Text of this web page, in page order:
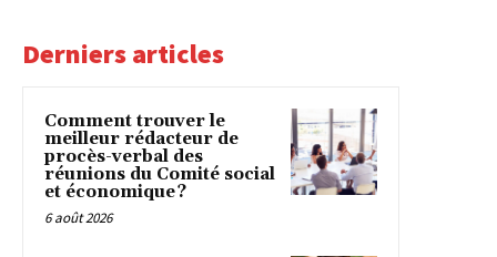
Derniers articles
Comment trouver le
meilleur rédacteur de
procès-verbal des
réunions du Comité social
et économique ?
6 août 2026